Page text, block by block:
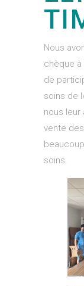
Nous
chèque à
de
soins de
nous
vente
soins.